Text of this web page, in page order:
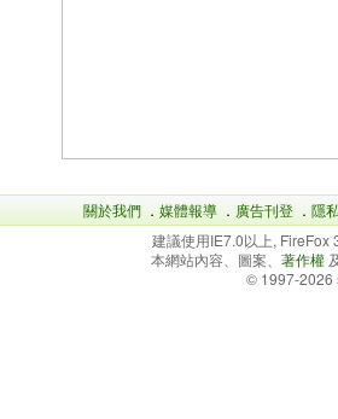
關於我們 ． 媒體報導 ． 廣告刊登 ． 隱
建議使用IE7.0以上,
本網站內容、圖案、 著作權
© 1997-2026